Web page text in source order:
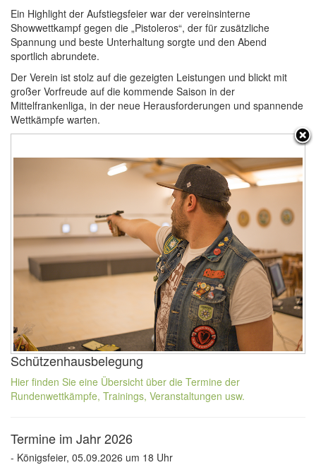
Ein Highlight der Aufstiegsfeier war der vereinsinterne
Showwettkampf gegen die „Pistoleros“, der für zusätzliche
Spannung und beste Unterhaltung sorgte und den Abend
sportlich abrundete.
Der Verein ist stolz auf die gezeigten Leistungen und blickt mit
großer Vorfreude auf die kommende Saison in der
Mittelfrankenliga, in der neue Herausforderungen und spannende
Wettkämpfe warten.
Schützenhausbelegung
Hier finden Sie eine Übersicht über die Termine der
Rundenwettkämpfe, Trainings, Veranstaltungen usw.
Termine im Jahr 2026
- Königsfeier, 05.09.2026 um 18 Uhr